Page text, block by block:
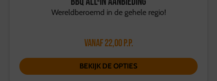
Wereldberoemd in de gehele regio!
Vanaf22,00p.p.
BEKIJK DE OPTIES